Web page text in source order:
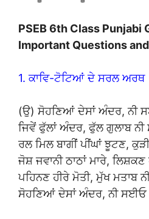
PSEB 6th Class Punjabi
Important Questions
1. ਕਾਵਿ-ਟੋਟਿਆਂ ਦੇ ਸਰਲ ਅਰਥ
(ਉ) ਸੋਹਣਿਆਂ ਦੇਸਾਂ ਅੰਦਰ, ਨੀ
ਜਿਵੇਂ ਫੁੱਲਾਂ ਅੰਦਰ, ਫੁੱਲ ਗੁਲਾਬ
ਰਲ ਮਿਲ ਬਾਗੀਂ ਪੀਂਘਾਂ ਝੂਟਣ,
ਜੋਸ਼ ਜਵਾਨੀ ਠਾਠਾਂ ਮਾਰੇ, ਲਿਸ਼ਕਣ
ਪਹਿਨਣ ਹੀਰੇ ਮੋਤੀ, ਮੁੱਖ ਮਤਾਬ
ਸੋਹਣਿਆਂ ਦੇਸਾਂ ਅੰਦਰ, ਨੀ